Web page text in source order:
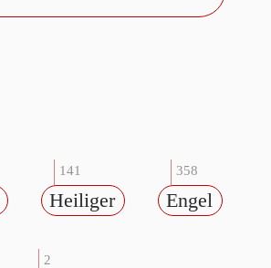
141
Heiliger
358
Engel
2